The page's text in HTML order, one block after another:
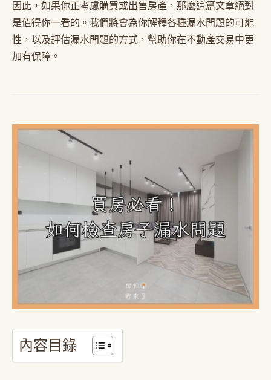
因此，如果你正考慮購買或出售房產，那麼這篇文章絕對
是值得你一看的。我們將會為你解釋各種漏水問題的可能
性，以及評估漏水問題的方式，幫助你在不動產交易中更
加有保障。
內容目錄